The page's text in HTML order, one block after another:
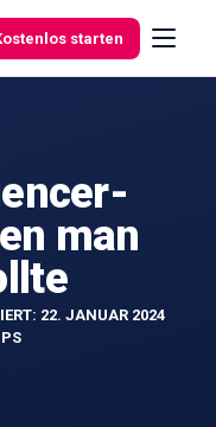
starten
man
22. JANUAR 2024